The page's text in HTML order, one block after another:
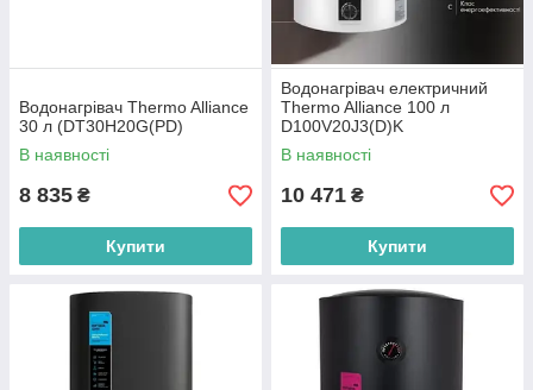
Водонагрівач Thermo Alliance
30 л (DT30H20G(PD)
В наявності
8 835 ₴
Купити
Водонагрівач електричний
Thermo Alliance 100 л
D100V20J3(D)K
В наявності
10 471 ₴
Купити